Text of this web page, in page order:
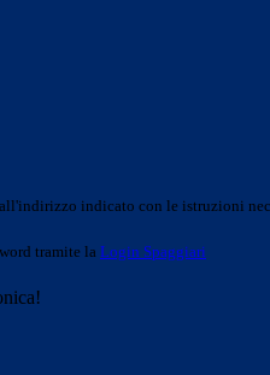
indicato con le istruzioni
tramite la Login Spaggiari